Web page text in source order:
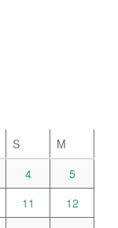
S
M
4
5
11
12